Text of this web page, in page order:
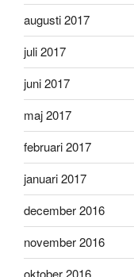
augusti 2017
juli 2017
juni 2017
maj 2017
februari 2017
januari 2017
december 2016
november 2016
oktober 2016